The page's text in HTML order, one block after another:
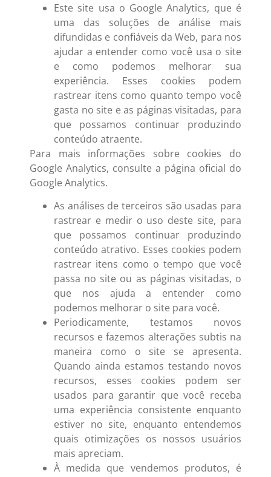
Este site usa o Google Analytics, que é
uma das soluções de análise mais
difundidas e confiáveis da Web, para nos
ajudar a entender como você usa o site
e como podemos melhorar sua
experiência. Esses cookies podem
rastrear itens como quanto tempo você
gasta no site e as páginas visitadas, para
que possamos continuar produzindo
conteúdo atraente.
Para mais informações sobre cookies do
Google Analytics, consulte a página oficial do
Google Analytics.
As análises de terceiros são usadas para
rastrear e medir o uso deste site, para
que possamos continuar produzindo
conteúdo atrativo. Esses cookies podem
rastrear itens como o tempo que você
passa no site ou as páginas visitadas, o
que nos ajuda a entender como
podemos melhorar o site para você.
Periodicamente, testamos novos
recursos e fazemos alterações subtis na
maneira como o site se apresenta.
Quando ainda estamos testando novos
recursos, esses cookies podem ser
usados para garantir que você receba
uma experiência consistente enquanto
estiver no site, enquanto entendemos
quais otimizações os nossos usuários
mais apreciam.
À medida que vendemos produtos, é